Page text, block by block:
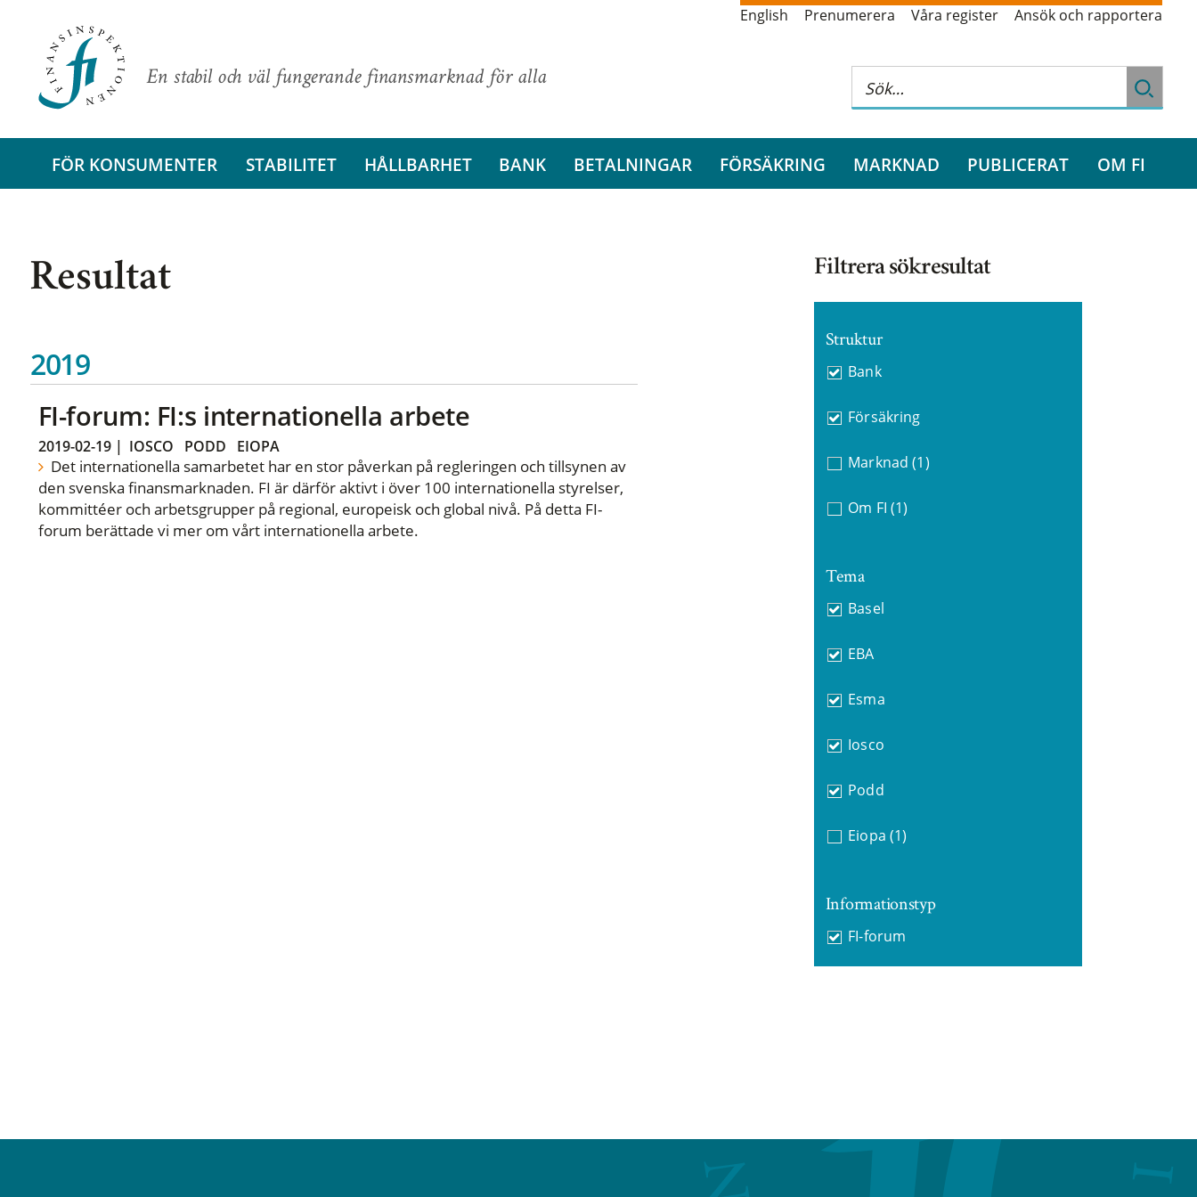
En stabil och väl fungerande finansmarknad för alla
English Prenumerera Våra register Ansök och rapportera
FÖR KONSUMENTER STABILITET HÅLLBARHET BANK BETALNINGAR FÖRSÄKRING MARKNAD PUBLICERAT OM FI
Resultat
2019
FI-forum: FI:s internationella arbete
2019-02-19| IOSCO PODD EIOPA
Det internationella samarbetet har en stor påverkan på regleringen och tillsynen av
den svenska finansmarknaden. FI är därför aktivt i över 100 internationella styrelser,
kommittéer och arbetsgrupper på regional, europeisk och global nivå. På detta FI-
forum berättade vi mer om vårt internationella arbete.
Filtrera sökresultat
Struktur
Bank
Försäkring
Marknad (1)
Om FI (1)
Tema
Basel
EBA
Esma
Iosco
Podd
Eiopa (1)
Informationstyp
FI-forum